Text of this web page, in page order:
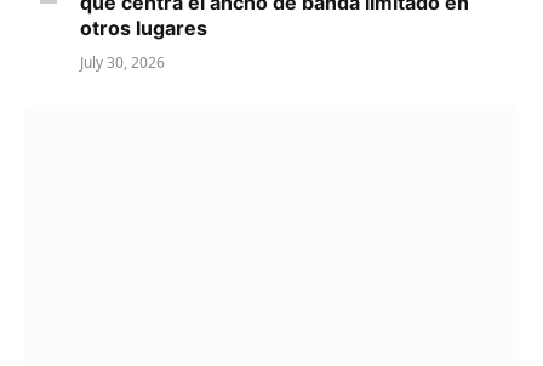
otros lugares
July 30, 2026